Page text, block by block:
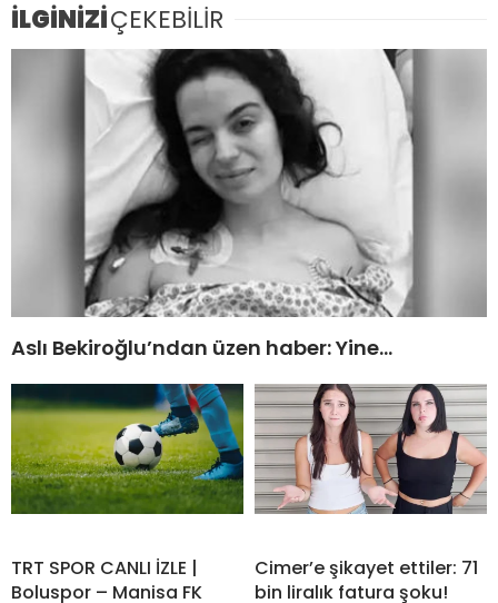
İLGİNİZİÇEKEBİLİR
Aslı Bekiroğlu’ndan üzen haber: Yine…
TRT SPOR CANLI İZLE |
Boluspor – Manisa FK
Cimer’e şikayet ettiler: 71
bin liralık fatura şoku!